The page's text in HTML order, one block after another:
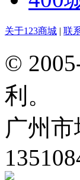
关于123商城 | 联
©
利。
广州